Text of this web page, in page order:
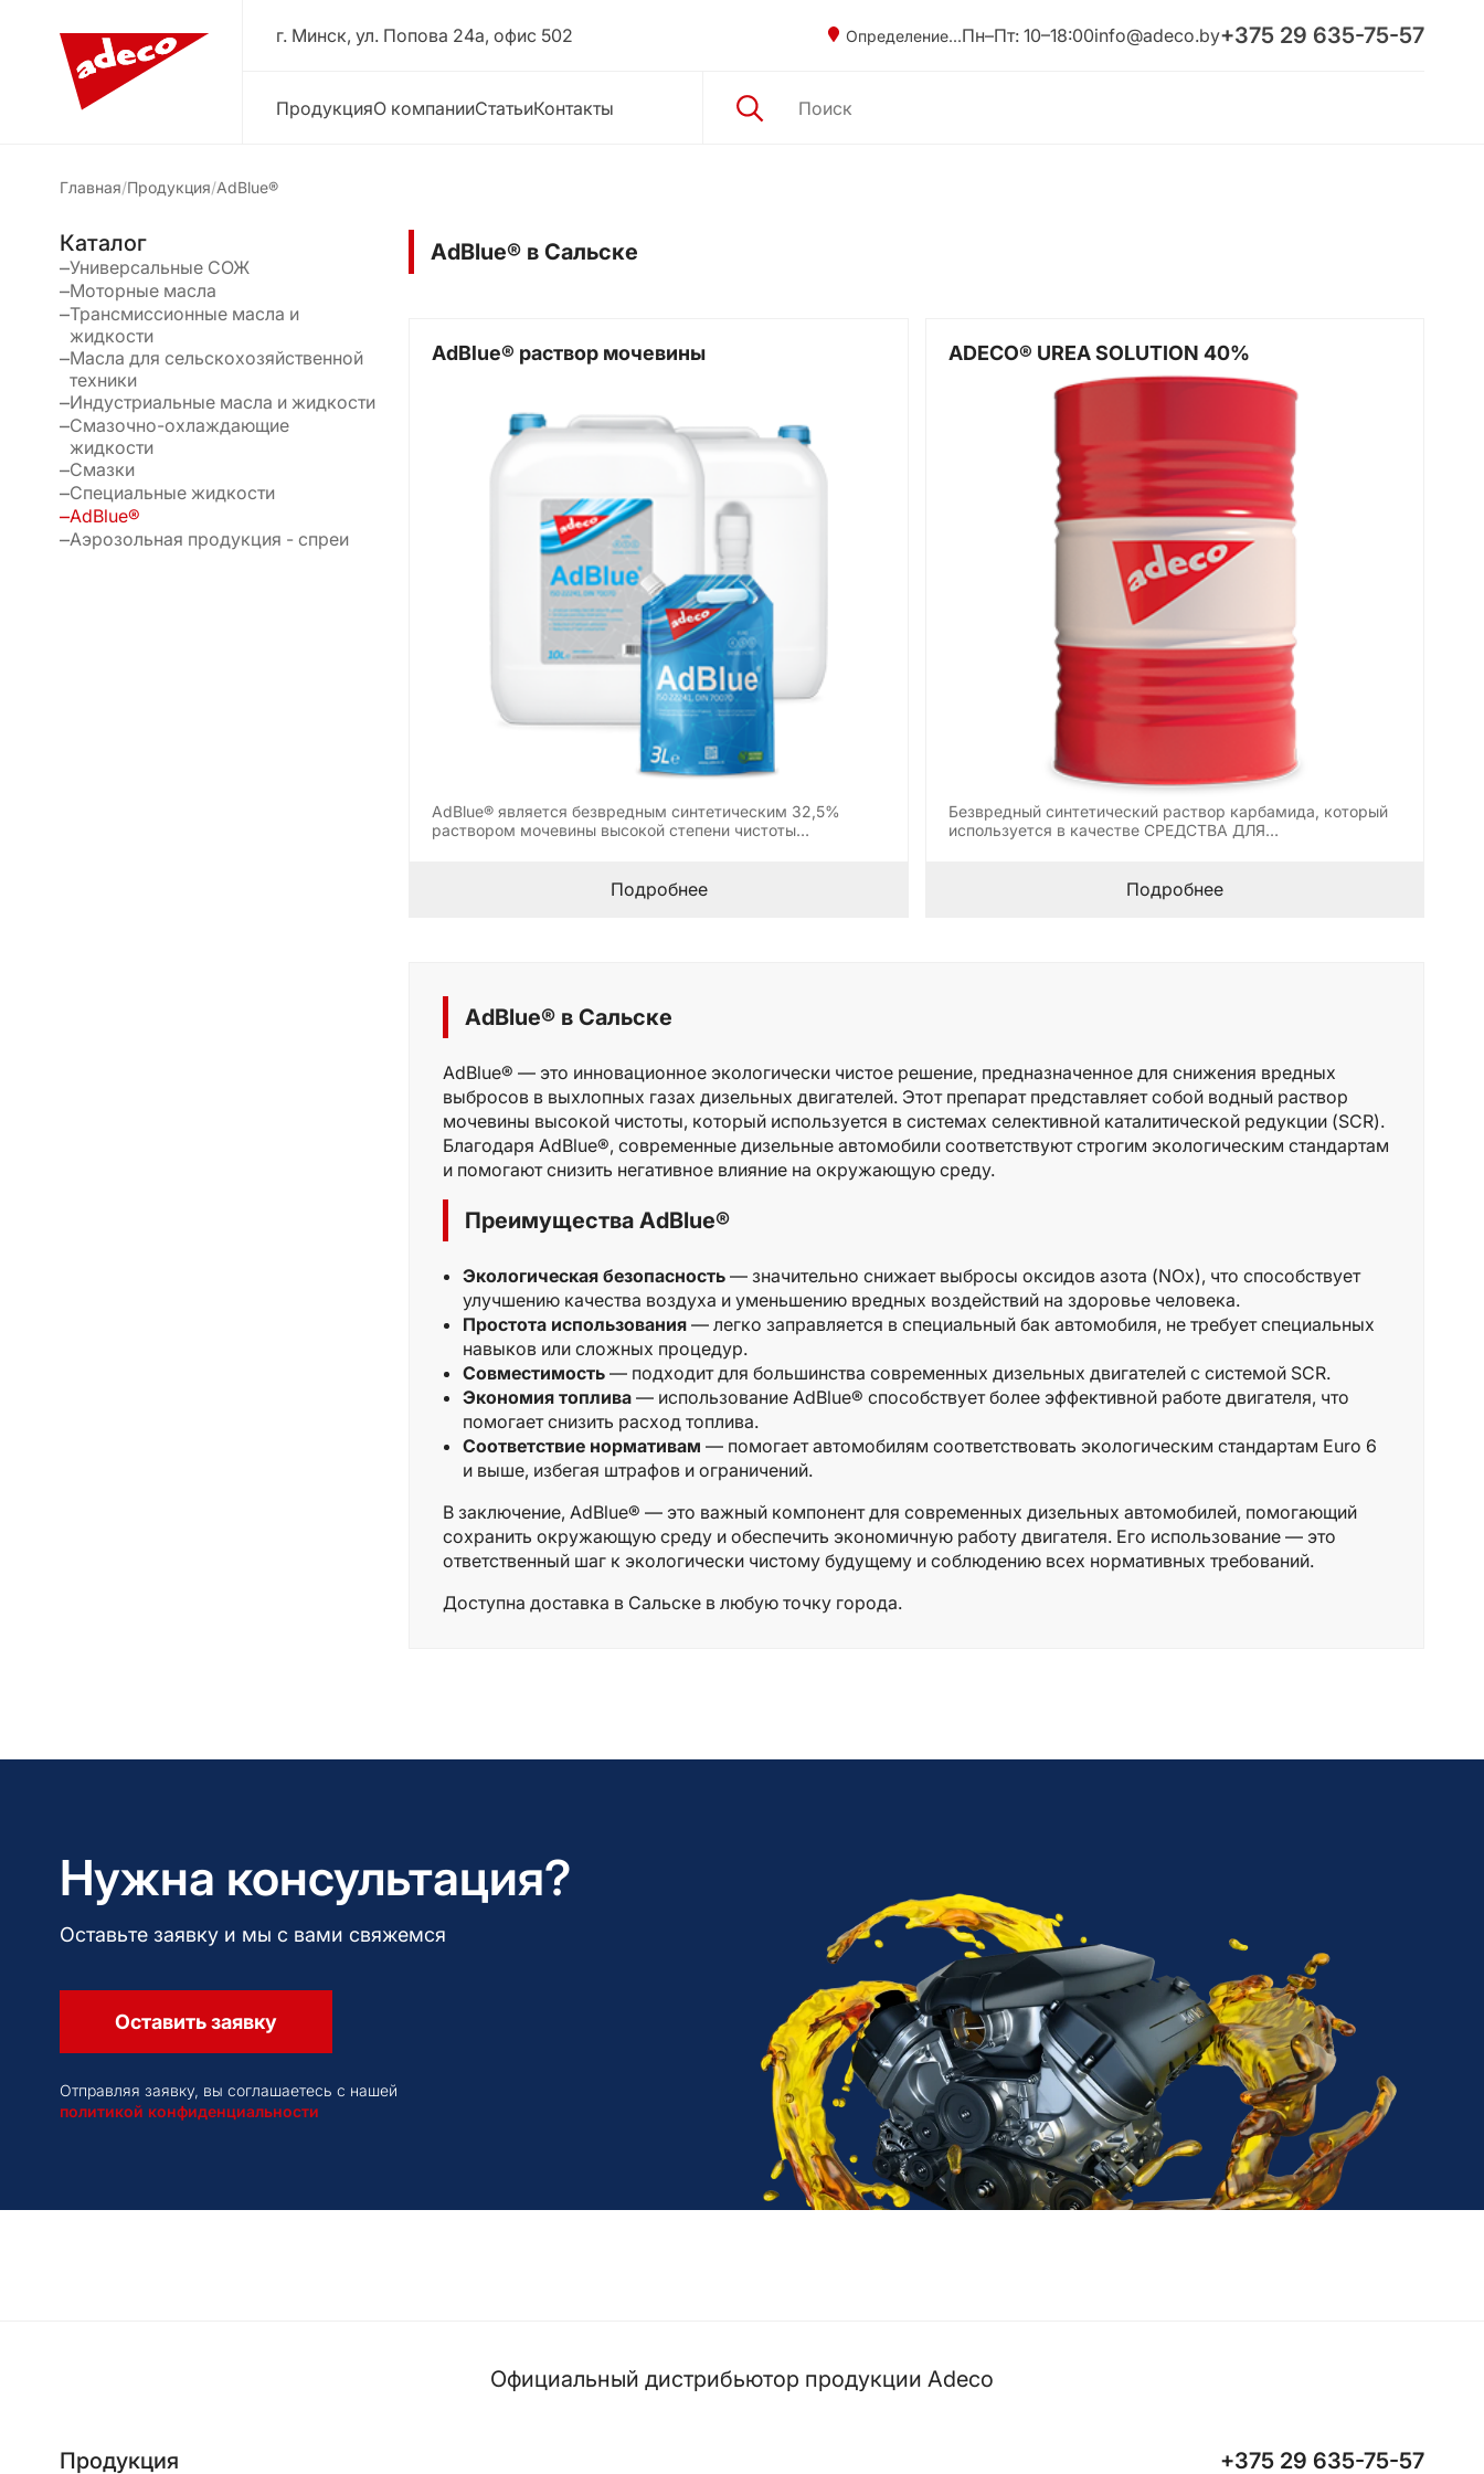
г. Минск, ул. Попова 24a, офис 502 Определение...Пн–Пт: 10–18:00info@adeco.by+375 29 635-75-57
ПродукцияО компанииСтатьиКонтакты
Главная Продукция AdBlue®
Каталог
Универсальные СОЖ
Моторные масла
Трансмиссионные масла и
жидкости
Масла для сельскохозяйственной
техники
Индустриальные масла и жидкости
Смазочно-охлаждающие
жидкости
Смазки
Специальные жидкости
AdBlue®
Аэрозольная продукция - спреи
AdBlue® в Сальске
AdBlue® раствор мочевины
AdBlue® является безвредным синтетическим 32,5%
раствором мочевины высокой степени чистоты…
Подробнее
ADECO® UREA SOLUTION 40%
Безвредный синтетический раствор карбамида, который
используется в качестве СРЕДСТВА ДЛЯ…
Подробнее
AdBlue® в Сальске
AdBlue® — это инновационное экологически чистое решение, предназначенное для снижения вредных
выбросов в выхлопных газах дизельных двигателей. Этот препарат представляет собой водный раствор
мочевины высокой чистоты, который используется в системах селективной каталитической редукции (SCR).
Благодаря AdBlue®, современные дизельные автомобили соответствуют строгим экологическим стандартам
и помогают снизить негативное влияние на окружающую среду.
Преимущества AdBlue®
Экологическая безопасность — значительно снижает выбросы оксидов азота (NOx), что способствует
улучшению качества воздуха и уменьшению вредных воздействий на здоровье человека.
Простота использования — легко заправляется в специальный бак автомобиля, не требует специальных
навыков или сложных процедур.
Совместимость — подходит для большинства современных дизельных двигателей с системой SCR.
Экономия топлива — использование AdBlue® способствует более эффективной работе двигателя, что
помогает снизить расход топлива.
Соответствие нормативам — помогает автомобилям соответствовать экологическим стандартам Euro 6
и выше, избегая штрафов и ограничений.
В заключение, AdBlue® — это важный компонент для современных дизельных автомобилей, помогающий
сохранить окружающую среду и обеспечить экономичную работу двигателя. Его использование — это
ответственный шаг к экологически чистому будущему и соблюдению всех нормативных требований.
Доступна доставка в Сальске в любую точку города.
Нужна консультация?
Оставьте заявку и мы с вами свяжемся
Оставить заявку
Отправляя заявку, вы соглашаетесь с нашей
политикой конфиденциальности
Официальный дистрибьютор продукции Adeco
Продукция +375 29 635-75-57